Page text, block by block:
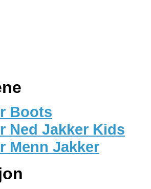
Boots
Ned Jakker Kids
Menn Jakker